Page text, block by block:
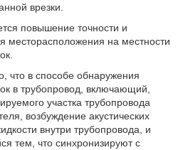
врезки.
повышение точности и
месторасположения на местности
что в способе обнаружения
в трубопровод, включающий,
участка трубопровода
возбуждение акустических
внутри трубопровода, и
тем, что синхронизируют с